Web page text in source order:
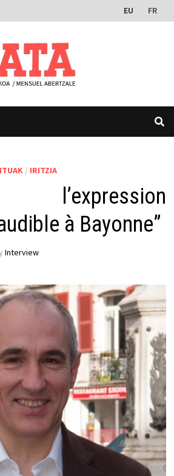
EU FR
/ IRITZIA
l’expression
à Bayonne”
Interview